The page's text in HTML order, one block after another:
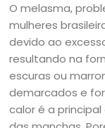
O melasma,
mulheres
devido ao
resultando na
escuras ou
demarcados e
calor é a